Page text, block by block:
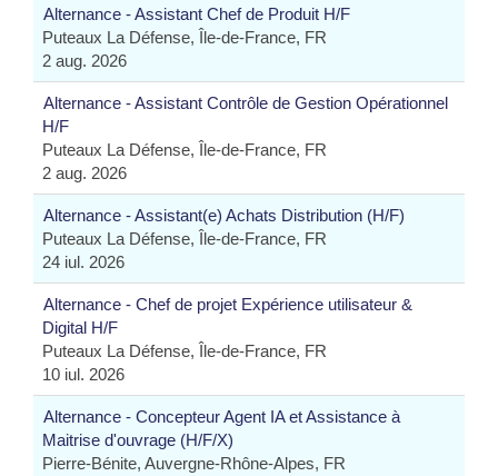
Alternance - Assistant Chef de Produit H/F
Puteaux La Défense, Île-de-France, FR
2 aug. 2026
Alternance - Assistant Contrôle de Gestion Opérationnel
H/F
Puteaux La Défense, Île-de-France, FR
2 aug. 2026
Alternance - Assistant(e) Achats Distribution (H/F)
Puteaux La Défense, Île-de-France, FR
24 iul. 2026
Alternance - Chef de projet Expérience utilisateur &
Digital H/F
Puteaux La Défense, Île-de-France, FR
10 iul. 2026
Alternance - Concepteur Agent IA et Assistance à
Maitrise d'ouvrage (H/F/X)
Pierre-Bénite, Auvergne-Rhône-Alpes, FR